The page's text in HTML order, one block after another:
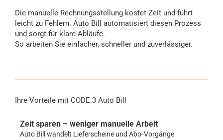
Die manuelle Rechnungsstellung kostet Zeit und führt
leicht zu Fehlern. Auto Bill automatisiert diesen Prozess
und sorgt für klare Abläufe.
So arbeiten Sie einfacher, schneller und zuverlässiger.
Ihre Vorteile mit CODE.3 Auto Bill
Zeit sparen – weniger manuelle Arbeit
Auto Bill wandelt Lieferscheine und Abo‑Vorgänge